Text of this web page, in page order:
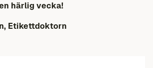
härlig vecka!
Etikettdoktorn